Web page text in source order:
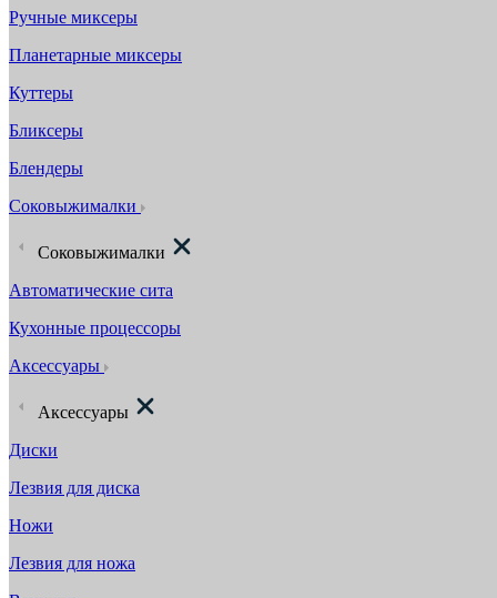
Ручные миксеры
Планетарные миксеры
Куттеры
Бликсеры
Блендеры
Соковыжималки
Соковыжималки
Автоматические сита
Кухонные процессоры
Аксессуары
Аксессуары
Диски
Лезвия для диска
Ножи
Лезвия для ножа